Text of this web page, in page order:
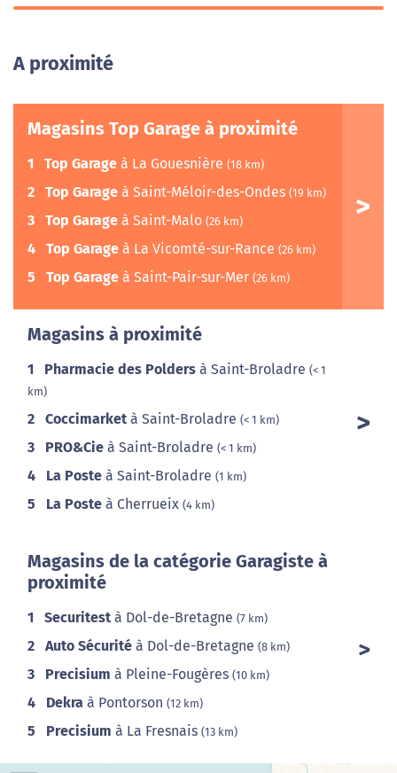
A proximité
Magasins Top Garage à proximité
1 Top Garage à La Gouesnière (18 km)
2 Top Garage à Saint-Méloir-des-Ondes (19 km)
3 Top Garage à Saint-Malo (26 km)
4 Top Garage à La Vicomté-sur-Rance (26 km)
5 Top Garage à Saint-Pair-sur-Mer (26 km)
Magasins à proximité
1 Pharmacie des Polders à Saint-Broladre (< 1
km)
2 Coccimarket à Saint-Broladre (< 1 km)
3 PRO&Cie à Saint-Broladre (< 1 km)
4 La Poste à Saint-Broladre (1 km)
5 La Poste à Cherrueix (4 km)
Magasins de la catégorie Garagiste à
proximité
1 Securitest à Dol-de-Bretagne (7 km)
2 Auto Sécurité à Dol-de-Bretagne (8 km)
3 Precisium à Pleine-Fougères (10 km)
4 Dekra à Pontorson (12 km)
5 Precisium à La Fresnais (13 km)